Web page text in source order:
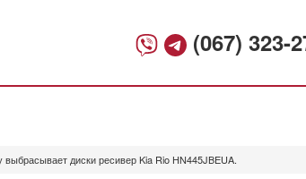
(067) 323-
выбрасывает диски ресивер Kia Rio HN445JBEUA.